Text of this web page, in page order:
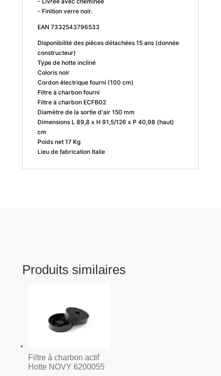
- Finition verre noir.
EAN 7332543796533
Disponibilité des pièces détachées 15 ans (donnée
constructeur)
Type de hotte incliné
Coloris noir
Cordon électrique fourni (100 cm)
Filtre à charbon fourni
Filtre à charbon ECFB02
Diamètre de la sortie d'air 150 mm
Dimensions L 89,8 x H 91,5/126 x P 40,98 (haut)
cm
Poids net 17 Kg
Lieu de fabrication Italie
Produits similaires
Filtre à charbon actif
Hotte NOVY 6200055